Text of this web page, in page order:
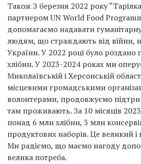
Також З березня 2022 року
партнером UN World Food
допомагаємо надавати
людям, що страждають від війни,
України. У 2022 році було
хлібин. У 2023-2024 роках ми
Миколаївській і Херсонській
місцевими громадськими
волонтерами, продовжуємо
там проживають. За 10 місяців
понад 6 млн хлібин, 3 млн
продуктових наборів. Це великий
Ми радіємо, що маємо нагоду
велика потреба.